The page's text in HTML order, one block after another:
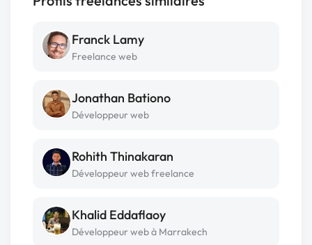
Franck Lamy
Freelance web
Jonathan Bationo
Développeur web
Rohith Thinakaran
Développeur web freelance
Khalid Eddaflaoy
Développeur web à Marrakech